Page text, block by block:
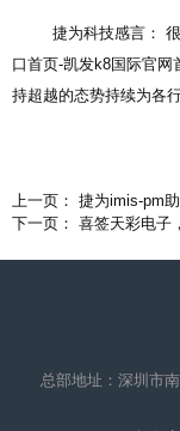
捷为科技感言：
口首页-凯发k8国际官网
持超越的态势持续为各
上一页： 捷为imis-pm
下一页： 喜签天彩电子
总部地址：深圳市